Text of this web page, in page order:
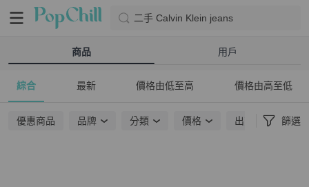
二手 Calvin Klein jeans
商品 用戶
綜合 最新 價格由低至高 價格由高至低
優惠商品 品牌 分類 價格 出貨地點 篩選